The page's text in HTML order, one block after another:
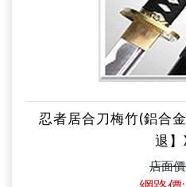
忍者居合刀梅竹(鋁合
退
店面